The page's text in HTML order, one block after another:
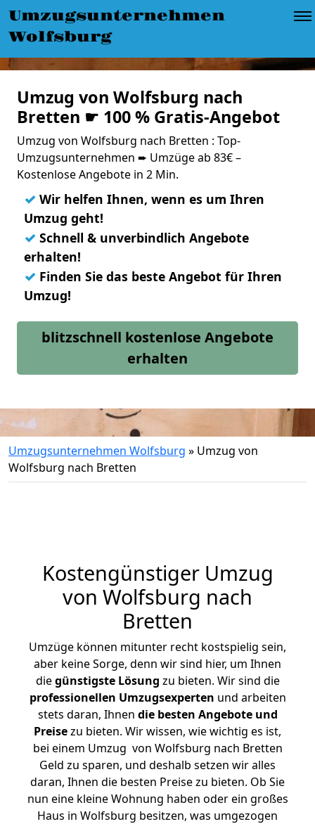
Umzugsunternehmen
Wolfsburg
Umzug von Wolfsburg nach
Bretten ☛ 100 % Gratis-Angebot
Umzug von Wolfsburg nach Bretten : Top-
Umzugsunternehmen ➨ Umzüge ab 83€ –
Kostenlose Angebote in 2 Min.
✓ Wir helfen Ihnen, wenn es um Ihren
Umzug geht!
✓ Schnell & unverbindlich Angebote
erhalten!
✓ Finden Sie das beste Angebot für Ihren
Umzug!
blitzschnell kostenlose Angebote
erhalten
Umzugsunternehmen Wolfsburg » Umzug von
Wolfsburg nach Bretten
Kostengünstiger Umzug
von Wolfsburg nach
Bretten
Umzüge können mitunter recht kostspielig sein,
aber keine Sorge, denn wir sind hier, um Ihnen
diegünstigste Lösung zu bieten. Wir sind die
professionellen Umzugsexperten und arbeiten
stets daran, Ihnen die besten Angebote und
Preisezu bieten. Wir wissen, wie wichtig es ist,
bei einem Umzug von Wolfsburg nach Bretten
Geld zu sparen, und deshalb setzen wir alles
daran, Ihnen die besten Preise zu bieten. Ob Sie
nun eine kleine Wohnung haben oder ein großes
Haus in Wolfsburg besitzen, was umgezogen